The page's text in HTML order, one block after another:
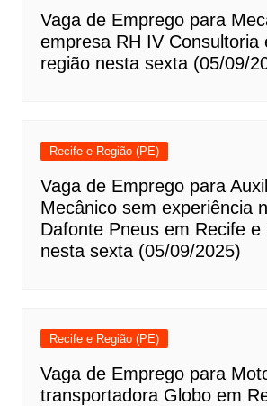
Vaga de Emprego para
empresa RH IV Consultoria
região nesta sexta (05/09/
Recife e Região (PE)
Vaga de Emprego para
Mecânico sem experiência
Dafonte Pneus em Recife e
nesta sexta (05/09/2025)
Recife e Região (PE)
Vaga de Emprego para
transportadora Globo em